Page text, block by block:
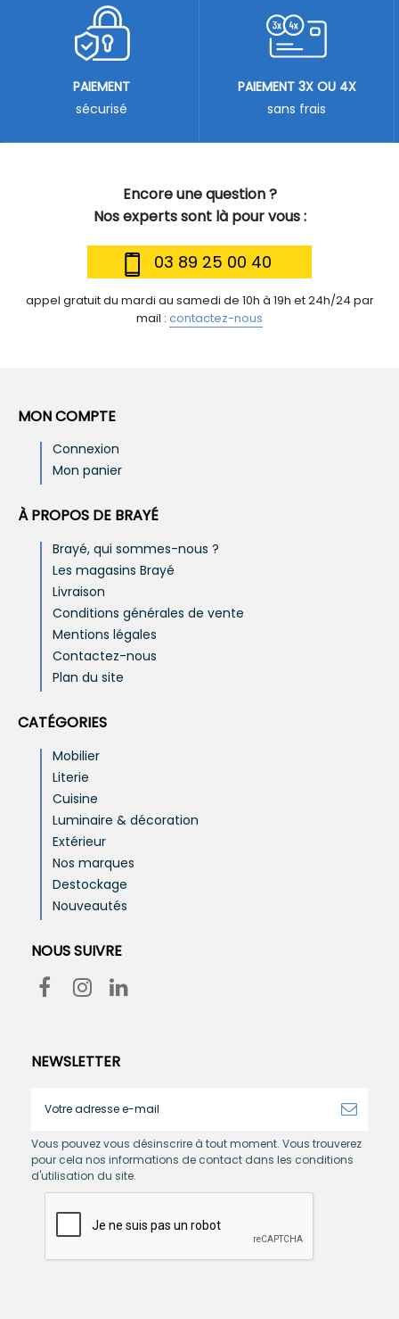
Encore une question ?
Nos experts sont là pour vous :
03 89 25 00 40
appel gratuit du mardi au samedi de 10h à 19h et 24h/24 par
mail : contactez-nous
PAIEMENT
sécurisé
PAIEMENT 3X OU 4X
sans frais
MON COMPTE
Connexion
Mon panier
À PROPOS DE BRAYÉ
Brayé, qui sommes-nous ?
Les magasins Brayé
Livraison
Conditions générales de vente
Mentions légales
Contactez-nous
Plan du site
CATÉGORIES
Mobilier
Literie
Cuisine
Luminaire & décoration
Extérieur
Nos marques
Destockage
Nouveautés
NOUS SUIVRE
NEWSLETTER
Vous pouvez vous désinscrire à tout moment. Vous trouverez
pour cela nos informations de contact dans les conditions
d'utilisation du site.